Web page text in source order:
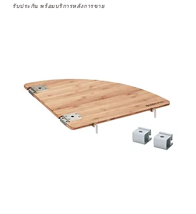
ได้รับการแต่งตั้งอย่างเป็นทางการ จะ
อนาคต
ก่อนตัดสินใจซื้อสินค้า เราอยาก
แนะนำให้คุณสอบถามทุกครั้งว่า ร้าน
ค้าที่คุณกำลังเลือกซื้อนั้น มีการรับ
รับประกัน พร้อมบริการหลังการขาย